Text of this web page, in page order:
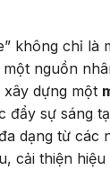
không chỉ là
nguồn
dựng một
đẩy sự sáng
dạng từ các
cải thiện hiệu